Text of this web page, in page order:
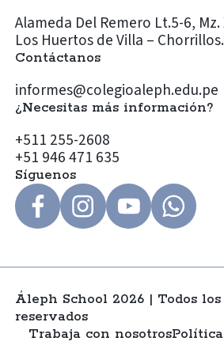
Alameda Del Remero Lt.5-6, Mz.
Los Huertos de Villa – Chorrillos.
Contáctanos
informes@colegioaleph.edu.pe
¿Necesitas más información?
+511 255-2608
+51 946 471 635
Síguenos
Áleph School 2026 | Todos
reservados
Trabaja con nosotros